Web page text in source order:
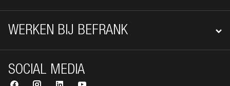
WERKEN BIJ BEFRANK
SOCIAL MEDIA